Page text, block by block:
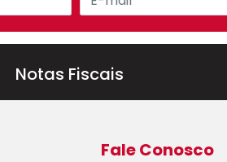
Notas Fiscais
Fale Conosco